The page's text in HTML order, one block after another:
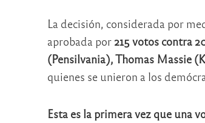
La decisión, considerada por
aprobada por 215 votos contra
(Pensilvania), Thomas Massie
quienes se unieron a los
Esta es la primera vez que una